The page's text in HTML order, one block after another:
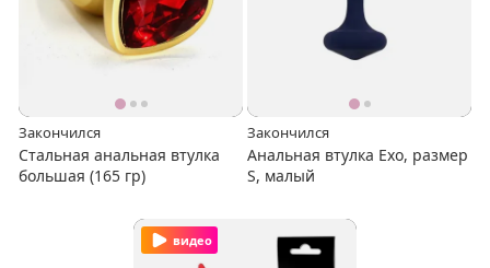
Закончился
Стальная анальная втулка
большая (165 гр)
Закончился
Анальная втулка Exo, размер
S, малый
видео